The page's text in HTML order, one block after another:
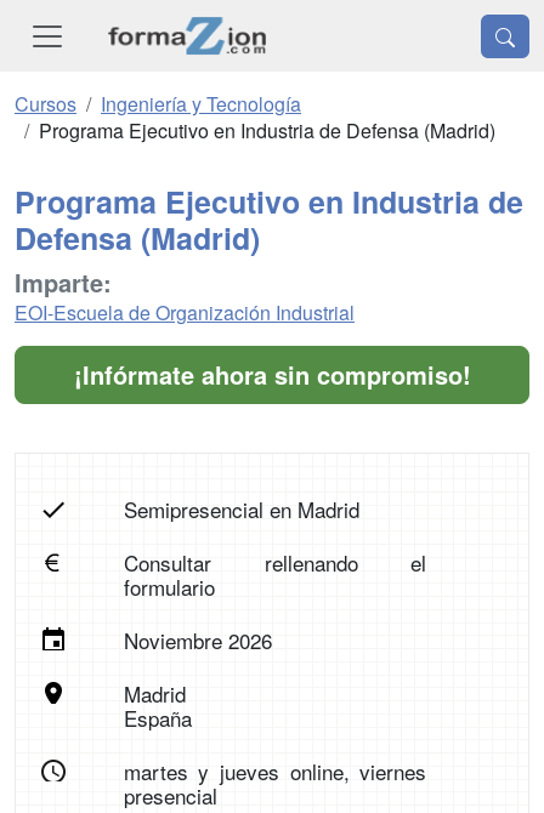
Cursos
Ingeniería y Tecnología
Programa Ejecutivo en Industria de Defensa (Madrid)
Programa Ejecutivo en Industria de
Defensa (Madrid)
Imparte:
EOI-Escuela de Organización Industrial
¡Infórmate ahora sin compromiso!
Semipresencial en Madrid
Consultar rellenando el
formulario
Noviembre 2026
Madrid
España
martes y jueves online, viernes
presencial